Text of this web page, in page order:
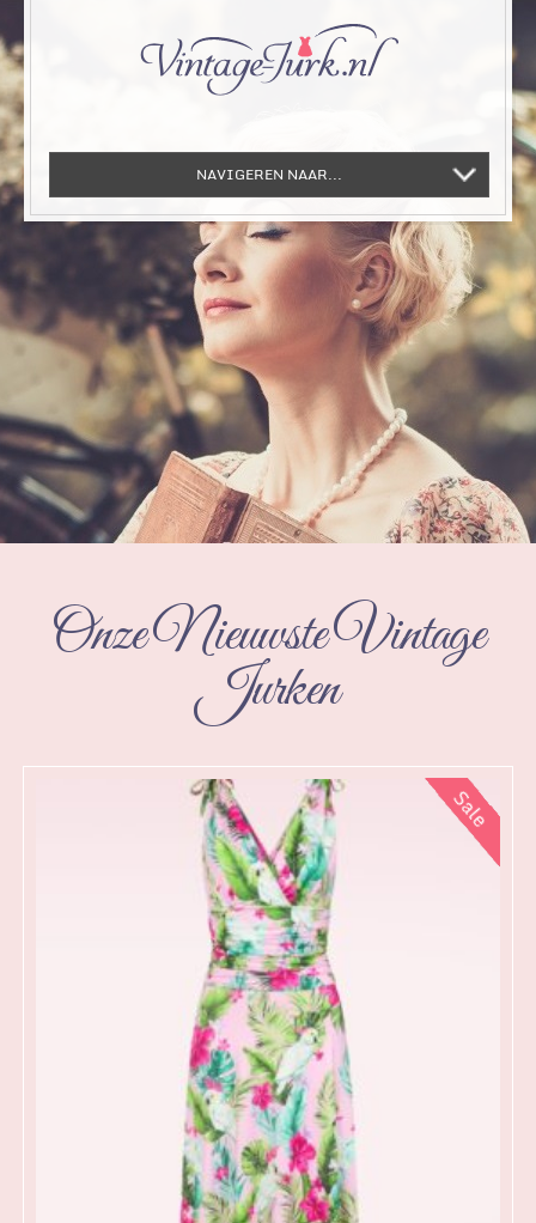
NAVIGEREN NAAR...
Onze Nieuwste Vintage
Jurken